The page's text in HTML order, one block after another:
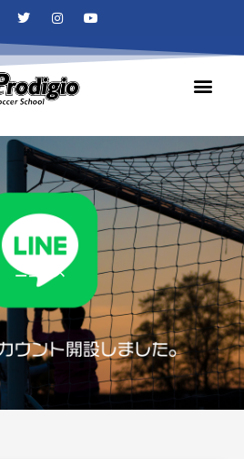
T
w
t
t
r
I
n
t
a
g
r
a
Y
o
t
u
ニュース